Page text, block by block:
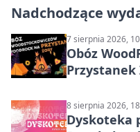
Nadchodzące
7 sierpnia 2026,
Obóz
Przystanek
8 sierpnia 2026,
Dyskoteka